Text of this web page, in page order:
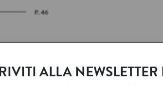
P. 46
ALLA